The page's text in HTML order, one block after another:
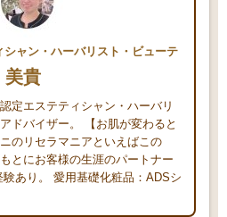
ャン・ハーバリスト・ビューテ
美貴
定エステティシャン・ハーバリ
ドバイザー。 【お肌が変わると
のリセラマニアといえばこの
とにお客様の生涯のパートナー
あり。 愛用基礎化粧品：ADSシ